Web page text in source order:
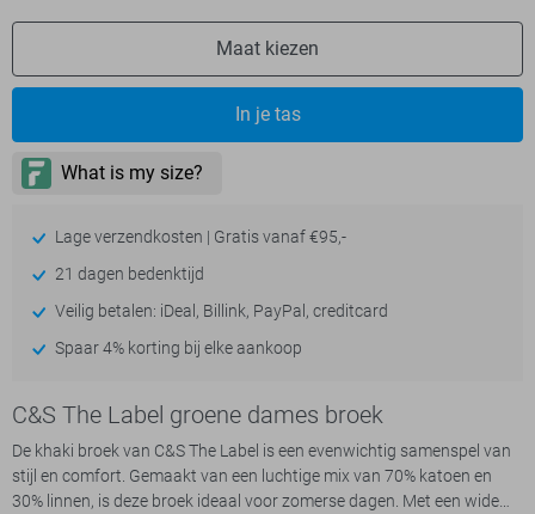
Maat kiezen
In je tas
Lage verzendkosten | Gratis vanaf €95,-
21 dagen bedenktijd
Veilig betalen: iDeal, Billink, PayPal, creditcard
Spaar 4% korting bij elke aankoop
C&S The Label groene dames broek
De khaki broek van C&S The Label is een evenwichtig samenspel van
stijl en comfort. Gemaakt van een luchtige mix van 70% katoen en
30% linnen, is deze broek ideaal voor zomerse dagen. Met een wide